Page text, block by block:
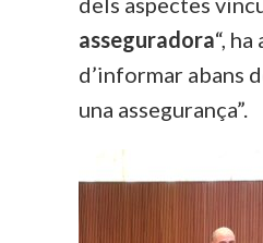
asseguradora“,
d’informar abans
una assegurança”.